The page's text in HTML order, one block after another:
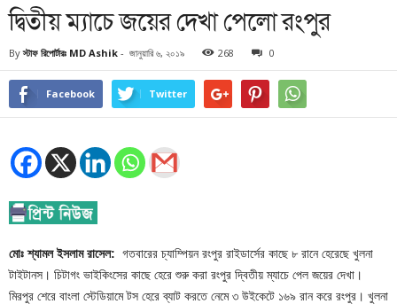
দ্বিতীয় ম্যাচে জয়ের দেখা পেলো রংপুর
By স্টাফ রিপোর্টারঃ MD Ashik - জানুয়ারি ৬, ২০১৯ 268 0
Facebook Twitter
মোঃ শ্যামল ইসলাম রাসেল: গতবারের চ্যাম্পিয়ন রংপুর রাইডার্সের কাছে ৮ রানে হেরেছে খুলনা
টাইটানস। চিটাগং ভাইকিংসের কাছে হেরে শুরু করা রংপুর দ্বিতীয় ম্যাচে পেল জয়ের দেখা।
মিরপুর শেরে বাংলা স্টেডিয়ামে টস হেরে ব্যাট করতে নেমে ৩ উইকেটে ১৬৯ রান করে রংপুর। খুলনা